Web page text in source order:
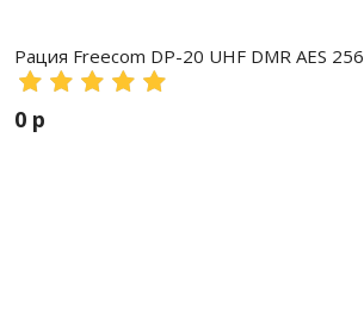
Рация Freecom DP-20 UHF DMR AES 256
0 р